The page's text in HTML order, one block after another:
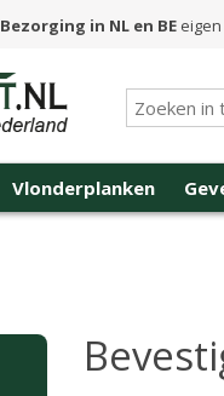
Bezorging in NL en BE
Vlonderplanken